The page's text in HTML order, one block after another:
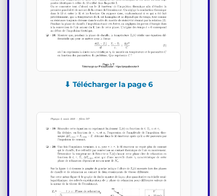
⬇ Télécharger la page 6